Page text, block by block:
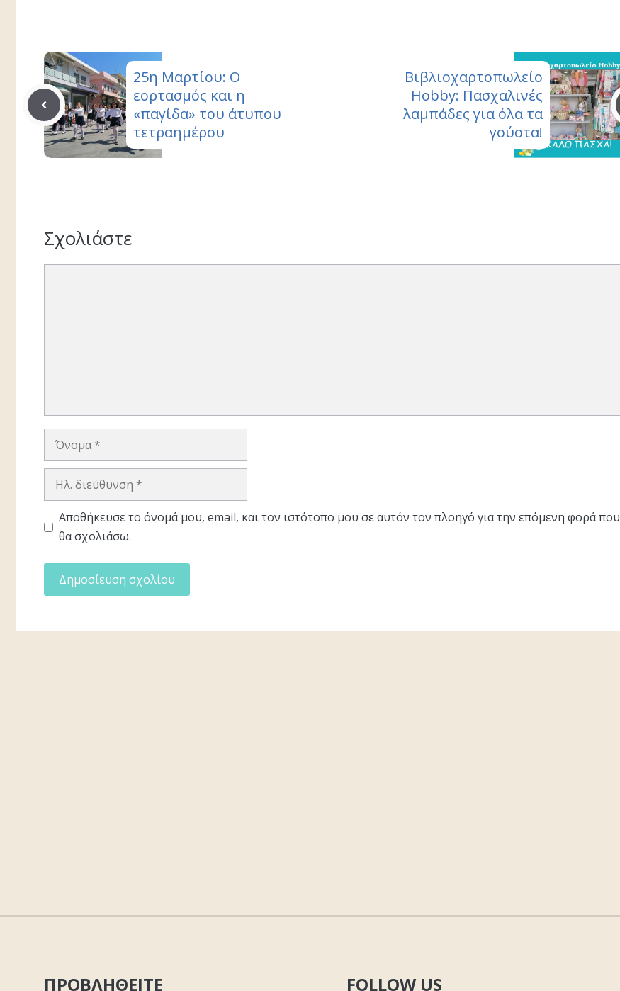
25η Μαρτίου: Ο
εορτασμός και η
«παγίδα» του άτυπου
τετραημέρου
Βιβλιοχαρτοπωλείο
Hobby: Πασχαλινές
λαμπάδες για όλα τα
γούστα!
Σχολιάστε
Όνομα
Ηλ.
διεύθυνση
Αποθήκευσε το όνομά μου, email, και τον ιστότοπο μου σε αυτόν τον πλοηγό για την επόμενη φορά που
θα σχολιάσω.
ΠΡΟΒΛΗΘΕΙΤΕ FOLLOW US